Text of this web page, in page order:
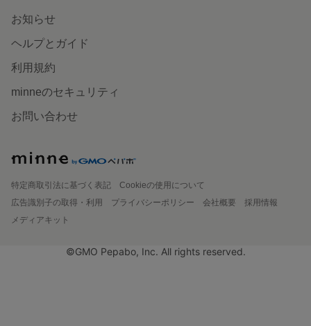
お知らせ
ヘルプとガイド
利用規約
minneのセキュリティ
お問い合わせ
特定商取引法に基づく表記
Cookieの使用について
広告識別子の取得・利用
プライバシーポリシー 会社概要
採用情報
メディアキット
©GMO Pepabo, Inc. All rights reserved.